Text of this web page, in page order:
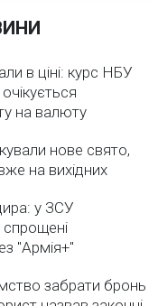
в ціні: курс НБУ
на валюту
нове свято,
на вихідних
у ЗСУ
спрощені
"Армія+"
забрати бронь